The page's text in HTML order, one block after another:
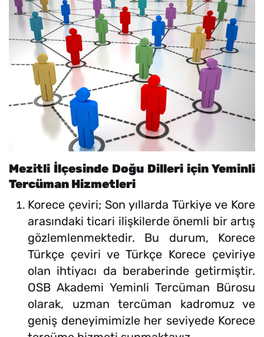
Mezitli İlçesinde Doğu Dilleri için Yeminli
Tercüman Hizmetleri
Korece çeviri; Son yıllarda Türkiye ve Kore
arasındaki ticari ilişkilerde önemli bir artış
gözlemlenmektedir. Bu durum, Korece
Türkçe çeviri ve Türkçe Korece çeviriye
olan ihtiyacı da beraberinde getirmiştir.
OSB Akademi Yeminli Tercüman Bürosu
olarak, uzman tercüman kadromuz ve
geniş deneyimimizle her seviyede Korece